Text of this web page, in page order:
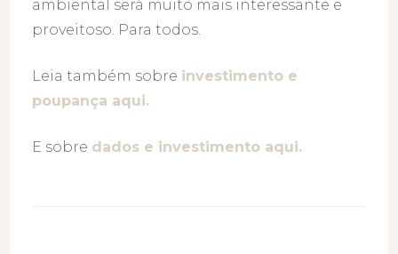
ambiental será muito mais interessante e
proveitoso. Para todos.
Leia também sobre investimento e
poupança aqui.
E sobre dados e investimento aqui.